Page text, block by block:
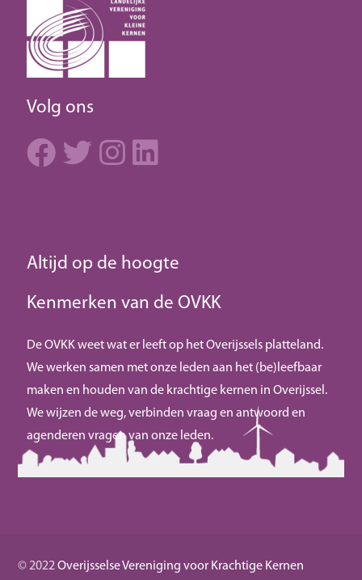
Volg ons
Altijd op de hoogte
Kenmerken van de OVKK
De OVKK weet wat er leeft op het Overijssels platteland.
We werken samen met onze leden aan het (be)leefbaar
maken en houden van de krachtige kernen in Overijssel.
We wijzen de weg, verbinden vraag en antwoord en
agenderen vragen van onze leden.
© 2022Overijsselse Vereniging voor Krachtige Kernen